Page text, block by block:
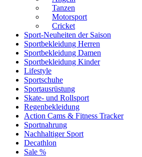
Tanzen
Motorsport
Cricket
Sport-Neuheiten der Saison
Sportbekleidung Herren
Sportbekleidung Damen
Sportbekleidung Kinder
Lifestyle
Sportschuhe
Sportausrüstung
Skate- und Rollsport
Regenbekleidung
Action Cams & Fitness Tracker
Sportnahrung
Nachhaltiger Sport
Decathlon
Sale %